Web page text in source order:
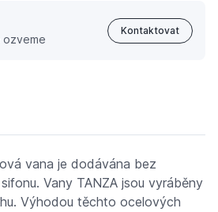
ozveme
Kontaktovat
vana je dodávána bez
Vany TANZA jsou vyráběny
Výhodou těchto ocelových